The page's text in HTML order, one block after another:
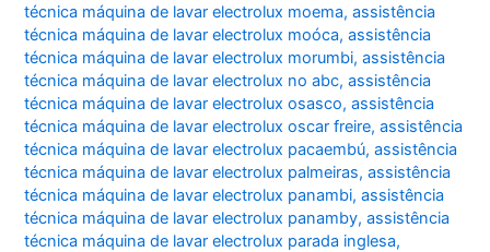
técnica máquina de lavar electrolux moema,assistência
técnica máquina de lavar electrolux moóca,assistência
técnica máquina de lavar electrolux morumbi,assistência
técnica máquina de lavar electrolux no abc,assistência
técnica máquina de lavar electrolux osasco,assistência
técnica máquina de lavar electrolux oscar freire,assistência
técnica máquina de lavar electrolux pacaembú,assistência
técnica máquina de lavar electrolux palmeiras,assistência
técnica máquina de lavar electrolux panambi,assistência
técnica máquina de lavar electrolux panamby,assistência
técnica máquina de lavar electrolux parada inglesa,